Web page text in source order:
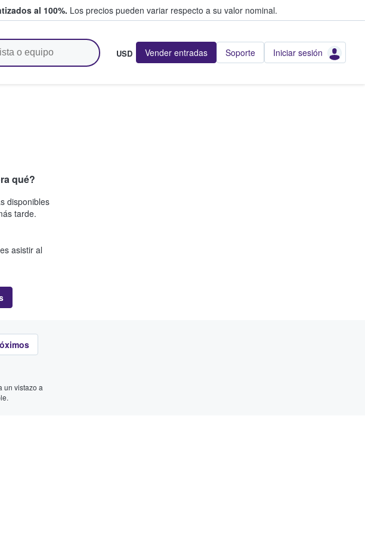
al 100%. Los precios pueden variar respecto a su valor nominal.
USD Vender entradas Soporte Iniciar sesión
qué?
disponibles
tarde.
asistir al
un vistazo a